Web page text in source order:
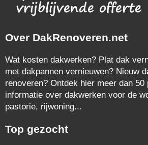
Over DakRenoveren.net
Wat kosten dakwerken? Plat dak
met dakpannen vernieuwen? Nieuw
renoveren? Ontdek hier meer dan 50
informatie over dakwerken voor de
pastorie, rijwoning...
Top gezocht